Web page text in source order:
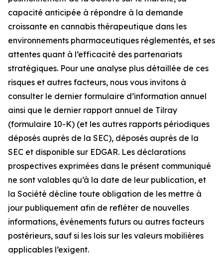
capacité anticipée à répondre à la demande
croissante en cannabis thérapeutique dans les
environnements pharmaceutiques réglementés, et ses
attentes quant à l’efficacité des partenariats
stratégiques. Pour une analyse plus détaillée de ces
risques et autres facteurs, nous vous invitons à
consulter le dernier formulaire d’information annuel
ainsi que le dernier rapport annuel de Tilray
(formulaire 10-K) (et les autres rapports périodiques
déposés auprès de la SEC), déposés auprès de la
SEC et disponible sur EDGAR. Les déclarations
prospectives exprimées dans le présent communiqué
ne sont valables qu’à la date de leur publication, et
la Société décline toute obligation de les mettre à
jour publiquement afin de refléter de nouvelles
informations, événements futurs ou autres facteurs
postérieurs, sauf si les lois sur les valeurs mobilières
applicables l’exigent.